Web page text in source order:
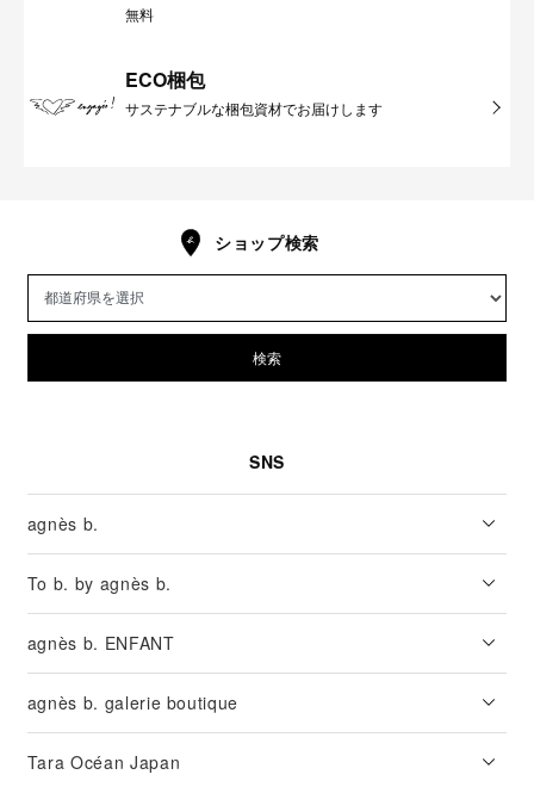
無料
ECO梱包
サステナブルな梱包資材でお届けします
ショップ検索
検索
SNS
agnès b.
To b. by agnès b.
agnès b. ENFANT
agnès b. galerie boutique
Tara Océan Japan